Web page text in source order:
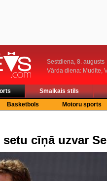
Sestdiena, 8. augusts
Vārda diena: Mudīte,
Smalkais stils
Basketbols Motoru sports
cīņā uzvar